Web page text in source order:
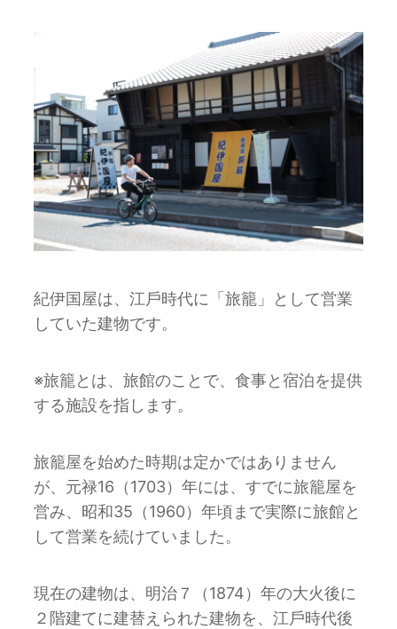
紀伊国屋は、江⼾時代に「旅籠」として営業
していた建物です。
※旅籠とは、旅館のことで、⾷事と宿泊を提供
する施設を指します。
旅籠屋を始めた時期は定かではありません
が、元禄16（1703）年には、すでに旅籠屋を
営み、昭和35（1960）年頃まで実際に旅館と
して営業を続けていました。
現在の建物は、明治７（1874）年の⼤⽕後に
２階建てに建替えられた建物を、江⼾時代後